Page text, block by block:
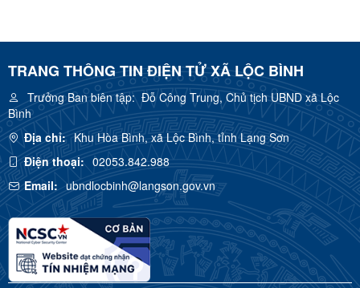
TRANG THÔNG TIN ĐIỆN TỬ XÃ LỘC BÌNH
Trưởng Ban biên tập:Đỗ Công Trung, Chủ tịch UBND xã Lộc
Bình
Địa chỉ: Khu Hòa Bình, xã Lộc Bình, tỉnh Lạng Sơn
Điện thoại: 02053.842.988
Email: ubndlocbinh@langson.gov.vn